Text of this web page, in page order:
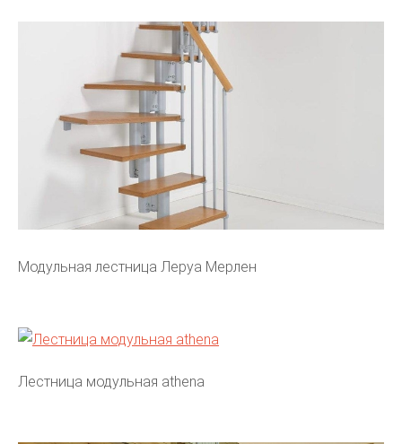
Модульная лестница Леруа Мерлен
Лестница модульная athena